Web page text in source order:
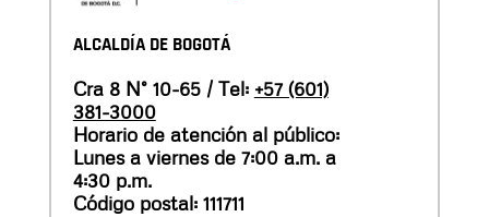
ALCALDÍA DE BOGOTÁ
Cra 8 N° 10-65 / Tel: +57 (601)
381-3000
Horario de atención al público:
Lunes a viernes de 7:00 a.m. a
4:30 p.m.
Código postal: 111711